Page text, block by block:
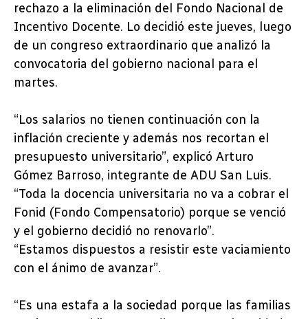
rechazo a la eliminación del Fondo Nacional de
Incentivo Docente. Lo decidió este jueves, luego
de un congreso extraordinario que analizó la
convocatoria del gobierno nacional para el
martes.
“Los salarios no tienen continuación con la
inflación creciente y además nos recortan el
presupuesto universitario”, explicó Arturo
Gómez Barroso, integrante de ADU San Luis.
“Toda la docencia universitaria no va a cobrar el
Fonid (Fondo Compensatorio) porque se venció
y el gobierno decidió no renovarlo”.
“Estamos dispuestos a resistir este vaciamiento
con el ánimo de avanzar”.
“Es una estafa a la sociedad porque las familias